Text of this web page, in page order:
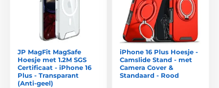
JP MagFit MagSafe
Hoesje met 1.2M SGS
Certificaat - iPhone 16
Plus - Transparant
(Anti-geel)
iPhone 16 Plus Hoesje -
Camslide Stand - met
Camera Cover &
Standaard - Rood